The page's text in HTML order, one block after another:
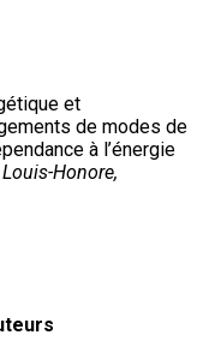
et
de modes de
à l’énergie
Honore,